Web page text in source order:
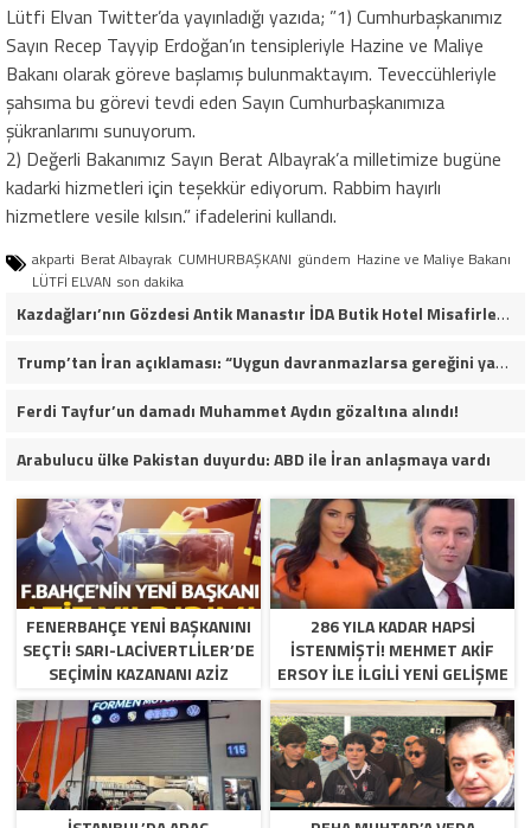
Lütfi Elvan Twitter’da yayınladığı yazıda; ”1) Cumhurbaşkanımız
Sayın Recep Tayyip Erdoğan’ın tensipleriyle Hazine ve Maliye
Bakanı olarak göreve başlamış bulunmaktayım. Teveccühleriyle
şahsıma bu görevi tevdi eden Sayın Cumhurbaşkanımıza
şükranlarımı sunuyorum.
2) Değerli Bakanımız Sayın Berat Albayrak’a milletimize bugüne
kadarki hizmetleri için teşekkür ediyorum. Rabbim hayırlı
hizmetlere vesile kılsın.” ifadelerini kullandı.
akparti Berat Albayrak CUMHURBAŞKANI gündem Hazine ve Maliye Bakanı
LÜTFİ ELVAN son dakika
Kazdağları’nın Gözdesi Antik Manastır İDA Butik Hotel Misafirlerinden Tam Not Alıyor
Trump’tan İran açıklaması: “Uygun davranmazlarsa gereğini yaparım”
Ferdi Tayfur’un damadı Muhammet Aydın gözaltına alındı!
Arabulucu ülke Pakistan duyurdu: ABD ile İran anlaşmaya vardı
FENERBAHÇE YENI BAŞKANINI
SEÇTI! SARI-LACIVERTLILER’DE
SEÇIMIN KAZANANI AZIZ
YILDIRIM OLDU
286 YILA KADAR HAPSI
ISTENMIŞTI! MEHMET AKIF
ERSOY ILE ILGILI YENI GELIŞME